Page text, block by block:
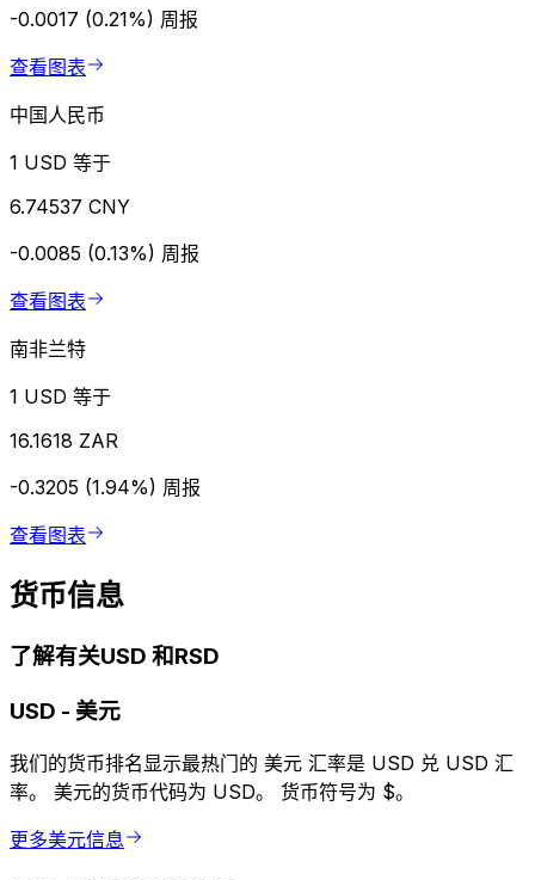
-0.0017 (0.21%) 周报
查看图表
中国人民币
1 USD 等于
6.74537 CNY
-0.0085 (0.13%) 周报
查看图表
南非兰特
1 USD 等于
16.1618 ZAR
-0.3205 (1.94%) 周报
查看图表
货币信息
了解有关USD 和RSD
USD - 美元
我们的货币排名显示最热门的 美元 汇率是 USD 兑 USD 汇
率。 美元的货币代码为 USD。 货币符号为 $。
更多美元信息